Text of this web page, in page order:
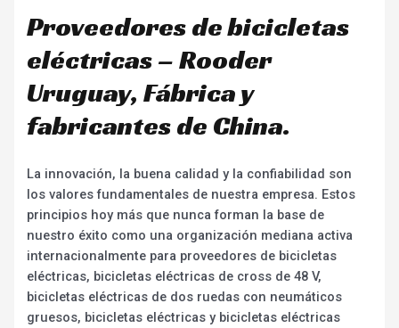
Proveedores de bicicletas
eléctricas – Rooder
Uruguay, Fábrica y
fabricantes de China.
La innovación, la buena calidad y la confiabilidad son
los valores fundamentales de nuestra empresa. Estos
principios hoy más que nunca forman la base de
nuestro éxito como una organización mediana activa
internacionalmente para proveedores de bicicletas
eléctricas, bicicletas eléctricas de cross de 48 V,
bicicletas eléctricas de dos ruedas con neumáticos
gruesos, bicicletas eléctricas y bicicletas eléctricas